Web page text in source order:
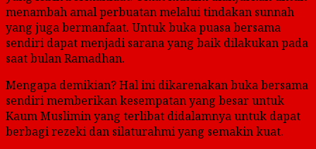
menambah amal perbuatan melalui tindakan sunnah
yang juga bermanfaat. Untuk buka puasa bersama
sendiri dapat menjadi sarana yang baik dilakukan pada
saat bulan Ramadhan.
Mengapa demikian? Hal ini dikarenakan buka bersama
sendiri memberikan kesempatan yang besar untuk
Kaum Muslimin yang terlibat didalamnya untuk dapat
berbagi rezeki dan silaturahmi yang semakin kuat.